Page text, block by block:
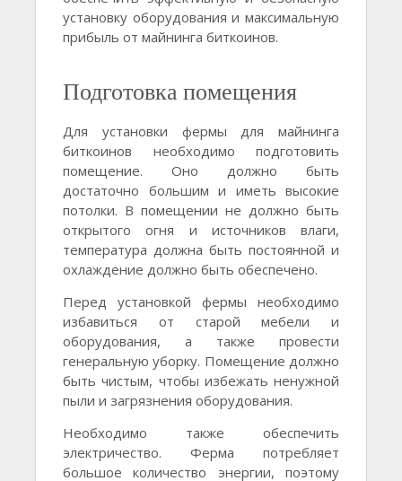
установку оборудования и максимальную
прибыль от майнинга биткоинов.
Подготовка помещения
Для установки фермы для майнинга
биткоинов необходимо подготовить
помещение. Оно должно быть
достаточно большим и иметь высокие
потолки. В помещении не должно быть
открытого огня и источников влаги,
температура должна быть постоянной и
охлаждение должно быть обеспечено.
Перед установкой фермы необходимо
избавиться от старой мебели и
оборудования, а также провести
генеральную уборку. Помещение должно
быть чистым, чтобы избежать ненужной
пыли и загрязнения оборудования.
Необходимо также обеспечить
электричество. Ферма потребляет
большое количество энергии, поэтому